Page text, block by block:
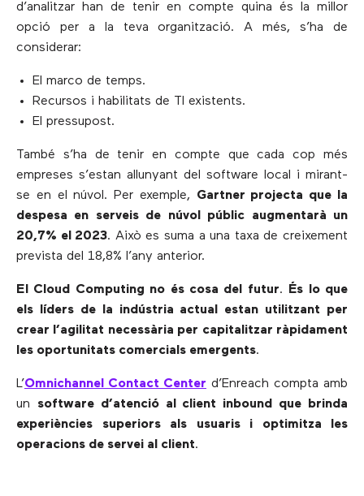
d’analitzar han de tenir en compte quina és la millor
opció per a la teva organització. A més, s’ha de
considerar:
El marco de temps.
Recursos i habilitats de TI existents.
El pressupost.
També s’ha de tenir en compte que cada cop més
empreses s’estan allunyant del software local i mirant-
se en el núvol. Per exemple, Gartner projecta que la
despesa en serveis de núvol públic augmentarà un
20,7% el 2023. Això es suma a una taxa de creixement
prevista del 18,8% l’any anterior.
El Cloud Computing no és cosa del futur.
És lo que
els líders de la indústria actual estan utilitzant per
crear l’agilitat necessària per capitalitzar ràpidament
les oportunitats comercials emergents.
L’Omnichannel Contact Center d’Enreach compta amb
un software d’atenció al client inbound que brinda
experiències superiors als usuaris i optimitza les
operacions de servei al client.